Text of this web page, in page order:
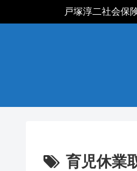
戸塚淳二社会保
育児休業